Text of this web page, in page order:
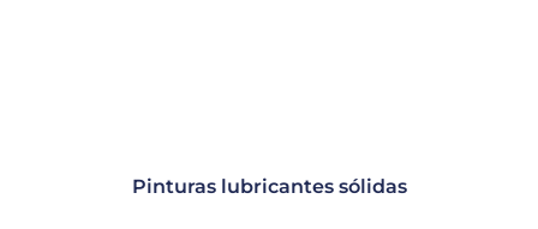
Pinturas lubricantes sólidas